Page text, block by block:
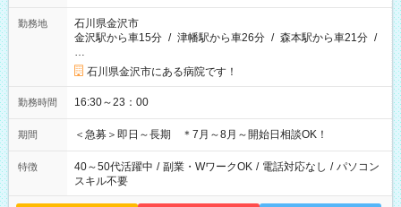
勤務地
石川県金沢市
金沢駅から車15分 / 津幡駅から車26分 / 森本駅から車21分 /
…
石川県金沢市にある病院です！
勤務時間 16:30～23：00
期間 ＜急募＞即日～長期 ＊7月～8月～開始日相談OK！
特徴 40～50代活躍中 / 副業・WワークOK / 電話対応なし / パソコン
スキル不要